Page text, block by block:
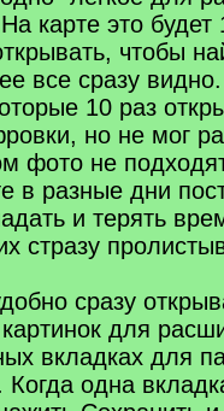
карте это будет
чтобы
все сразу
10 раз
но не мог
фото не
в разные дни
и терять
стразу
сразу
для
вкладках для
Когда одна